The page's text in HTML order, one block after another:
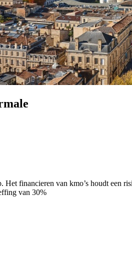
Het financieren van kmo’s houdt een
van 30%